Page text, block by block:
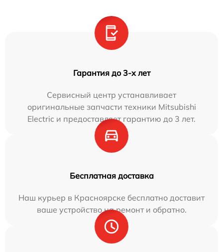
Гарантия до 3-х лет
Сервисный центр устанавливает
оригинальные запчасти техники Mitsubishi
Electric и предоставляет гарантию до 3 лет.
Бесплатная доставка
Наш курьер в Красноярске бесплатно доставит
ваше устройство на ремонт и обратно.